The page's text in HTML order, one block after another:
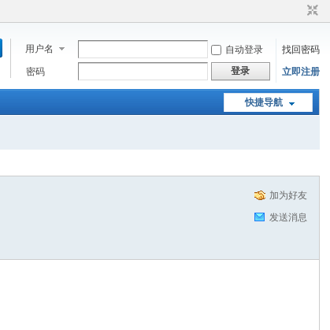
用户名 自动登录
找回密码
密码
登录 立即注册
快捷导航
加为好友
发送消息